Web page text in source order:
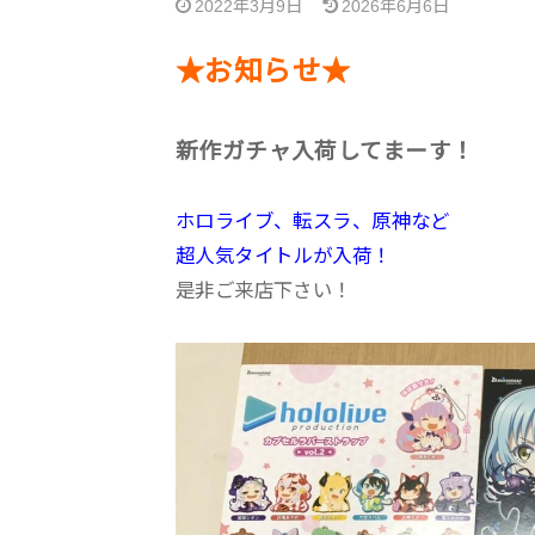
2022年3月9日 2026年6月6日
★お知らせ★
新作ガチャ入荷してまーす！
ホロライブ、転スラ、原神など
超人気タイトルが入荷！
是非ご来店下さい！